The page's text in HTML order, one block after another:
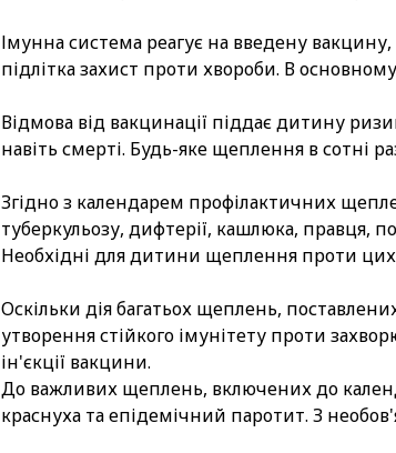
Імунна система реагує на введену
підлітка захист проти хвороби. В
Відмова від вакцинації піддає дитину
навіть смерті. Будь-яке щеплення в сотні
Згідно з календарем профілактичних
туберкульозу, дифтерії, кашлюка, правця,
Необхідні для дитини щеплення проти цих
Оскільки дія багатьох щеплень,
утворення стійкого імунітету проти
ін'єкції вакцини.
До важливих щеплень, включених до
краснуха та епідемічний паротит. З